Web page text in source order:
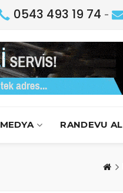
0543 493 19 74 -
MEDYA RANDEVU AL